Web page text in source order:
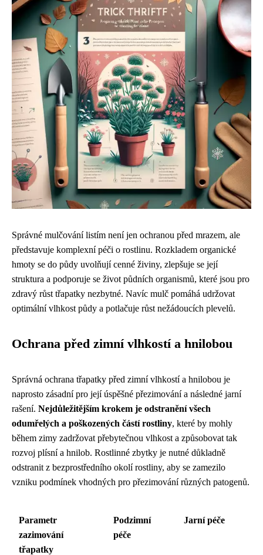
Správné mulčování listím není jen ochranou před mrazem, ale
představuje komplexní péči o rostlinu. Rozkladem organické
hmoty se do půdy uvolňují cenné živiny, zlepšuje se její
struktura a podporuje se život půdních organismů, které jsou pro
zdravý růst třapatky nezbytné. Navíc mulč pomáhá udržovat
optimální vlhkost půdy a potlačuje růst nežádoucích plevelů.
Ochrana před zimní vlhkostí a hnilobou
Správná ochrana třapatky před zimní vlhkostí a hnilobou je
naprosto zásadní pro její úspěšné přezimování a následné jarní
rašení. Nejdůležitějším krokem je odstranění všech
odumřelých a poškozených částí rostliny, které by mohly
během zimy zadržovat přebytečnou vlhkost a způsobovat tak
rozvoj plísní a hnilob. Rostlinné zbytky je nutné důkladně
odstranit z bezprostředního okolí rostliny, aby se zamezilo
vzniku podmínek vhodných pro přezimování různých patogenů.
Parametr
zazimování
třapatky
Podzimní
péče
Jarní péče